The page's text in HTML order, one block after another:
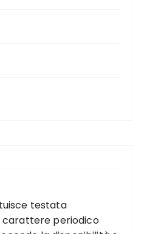
testata
carattere periodico